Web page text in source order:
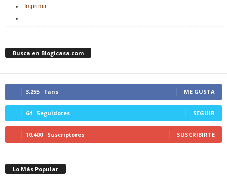
Imprimir
Busca en Blogicasa.com
3,255 Fans ME GUSTA
64 Seguidores SEGUIR
10,400 Suscriptores SUSCRIBIRTE
Lo Más Popular